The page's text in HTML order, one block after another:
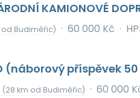
KAMIONOVÉ
od Budiměřic) · 60 000 Kč ·
(náborový příspěvek
(28 km od Budiměřic) · 60 000